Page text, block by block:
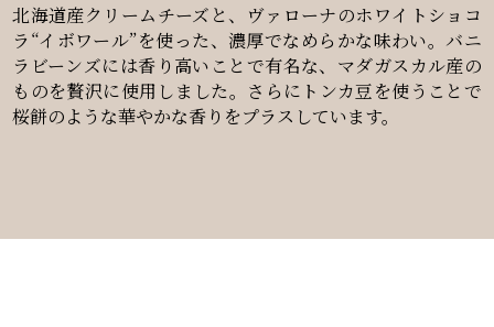
北海道産クリームチーズと、ヴァローナのホワイトショコ
ラ“イボワール”を使った、濃厚でなめらかな味わい。バニ
ラビーンズには香り高いことで有名な、マダガスカル産の
ものを贅沢に使用しました。さらにトンカ豆を使うことで
桜餅のような華やかな香りをプラスしています。